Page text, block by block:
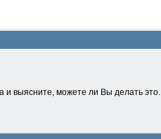
и выясните, можете ли Вы делать это.